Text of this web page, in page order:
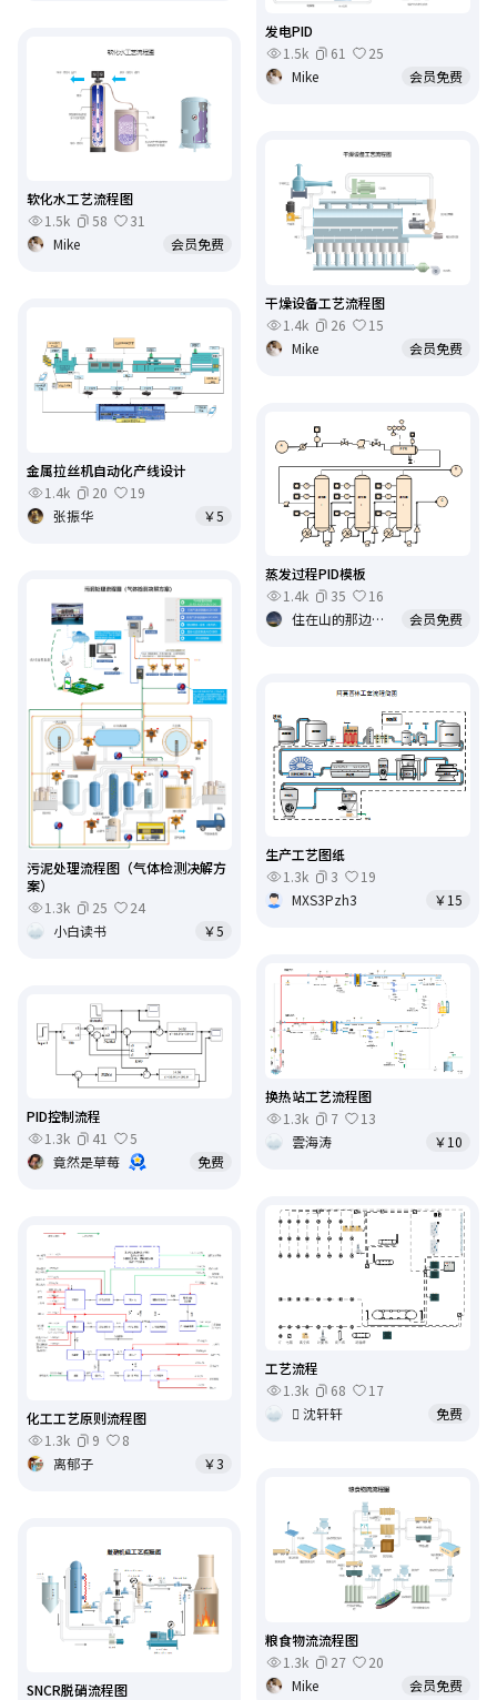
发电PID
1.5k
61
25
Mike
会员免费
软化水工艺流程图
1.5k
58
31
Mike
会员免费
干燥设备工艺流程图
1.4k
26
15
Mike
会员免费
金属拉丝机自动化产线设计
1.4k
20
19
张振华
￥5
蒸发过程PID模板
1.4k
35
16
住在山的那边海的那边🧝‍
会员免费
污泥处理流程图（气体检测决解方
案）
1.3k
25
24
小白读书
￥5
生产工艺图纸
1.3k
3
19
MXS3Pzh3
￥15
换热站工艺流程图
1.3k
7
13
雲海涛
￥10
PID控制流程
1.3k
41
5
竟然是草莓
免费
工艺流程
1.3k
68
17
 沈轩轩
免费
化工工艺原则流程图
1.3k
9
8
离郁子
￥3
粮食物流流程图
1.3k
27
20
Mike
会员免费
SNCR脱硝流程图